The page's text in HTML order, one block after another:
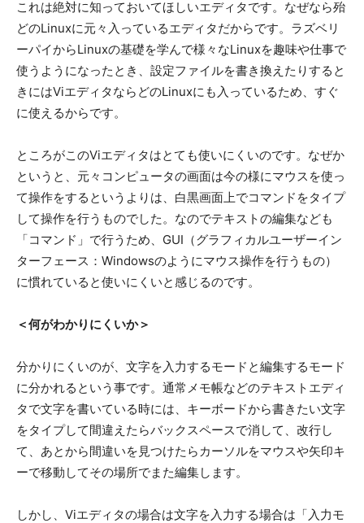
これは絶対に知っておいてほしいエディタです。なぜなら殆
どのLinuxに元々入っているエディタだからです。ラズベリ
ーパイからLinuxの基礎を学んで様々なLinuxを趣味や仕事で
使うようになったとき、設定ファイルを書き換えたりすると
きにはViエディタならどのLinuxにも入っているため、すぐ
に使えるからです。
ところがこのViエディタはとても使いにくいのです。なぜか
というと、元々コンピュータの画面は今の様にマウスを使っ
て操作をするというよりは、白黒画面上でコマンドをタイプ
して操作を行うものでした。なのでテキストの編集なども
「コマンド」で行うため、GUI（グラフィカルユーザーイン
ターフェース：Windowsのようにマウス操作を行うもの）
に慣れていると使いにくいと感じるのです。
＜何がわかりにくいか＞
分かりにくいのが、文字を入力するモードと編集するモード
に分かれるという事です。通常メモ帳などのテキストエディ
タで文字を書いている時には、キーボードから書きたい文字
をタイプして間違えたらバックスペースで消して、改行し
て、あとから間違いを見つけたらカーソルをマウスや矢印キ
ーで移動してその場所でまた編集します。
しかし、Viエディタの場合は文字を入力する場合は「入力モ